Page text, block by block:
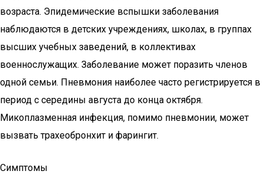
возраста. Эпидемические вспышки заболевания
наблюдаются в детских учреждениях, школах, в группах
высших учебных заведений, в коллективах
военнослужащих. Заболевание может поразить членов
одной семьи. Пневмония наиболее часто регистрируется в
период с середины августа до конца октября.
Микоплазменная инфекция, помимо пневмонии, может
вызвать трахеобронхит и фарингит.
Симптомы